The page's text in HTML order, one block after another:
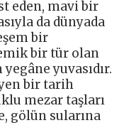
eden, mavi bir
da dünyada
bir
bir tür olan
yuvasıdır.
bir tarih
mezar taşları
gölün sularına